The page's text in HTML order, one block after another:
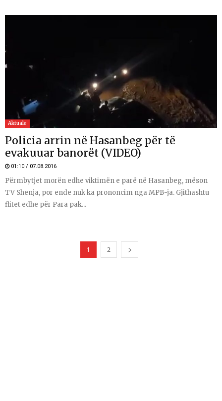
Aktuale
Policia arrin në Hasanbeg për të
evakuuar banorët (VIDEO)
01:10 / 07.08.2016
Përmbytjet morën edhe viktimën e parë në Hasanbeg, mëson
TV Shenja, por ende nuk ka prononcim nga MPB-ja. Gjithashtu
flitet edhe për Para pak...
1 2